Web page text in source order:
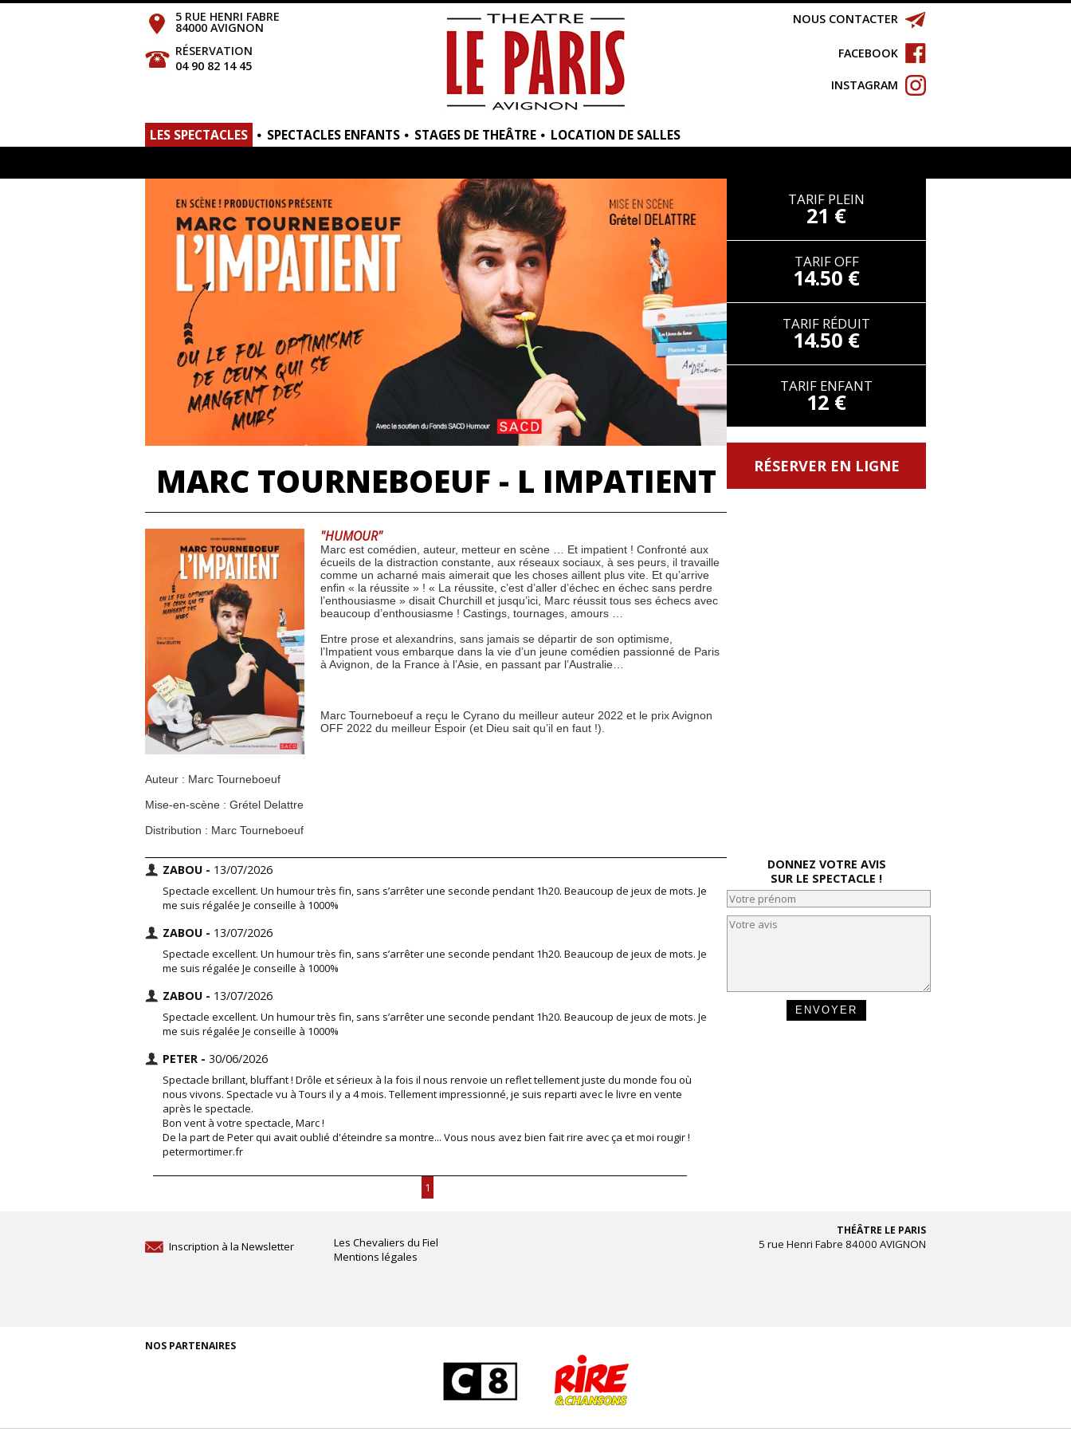
5 RUE HENRI FABRE
84000 AVIGNON
RÉSERVATION
04 90 82 14 45
NOUS CONTACTER
FACEBOOK
INSTAGRAM
LES SPECTACLES SPECTACLES ENFANTS STAGES DE THEÂTRE LOCATION DE SALLES
TARIF PLEIN
21 €
TARIF OFF
14.50 €
TARIF RÉDUIT
14.50 €
TARIF ENFANT
12 €
RÉSERVER EN LIGNE
MARC TOURNEBOEUF - L IMPATIENT
"HUMOUR"
Marc est comédien, auteur, metteur en scène … Et impatient ! Confronté aux
écueils de la distraction constante, aux réseaux sociaux, à ses peurs, il travaille
comme un acharné mais aimerait que les choses aillent plus vite. Et qu’arrive
enfin « la réussite » ! « La réussite, c’est d’aller d’échec en échec sans perdre
l’enthousiasme » disait Churchill et jusqu’ici, Marc réussit tous ses échecs avec
beaucoup d’enthousiasme ! Castings, tournages, amours …
Entre prose et alexandrins, sans jamais se départir de son optimisme,
l’Impatient vous embarque dans la vie d’un jeune comédien passionné de Paris
à Avignon, de la France à l’Asie, en passant par l’Australie…
Marc Tourneboeuf a reçu le Cyrano du meilleur auteur 2022 et le prix Avignon
OFF 2022 du meilleur Espoir (et Dieu sait qu’il en faut !).
Auteur : Marc Tourneboeuf
Mise-en-scène : Grétel Delattre
Distribution : Marc Tourneboeuf
DONNEZ VOTRE AVIS
SUR LE SPECTACLE !
ZABOU - 13/07/2026
Spectacle excellent. Un humour très fin, sans s’arrêter une seconde pendant 1h20. Beaucoup de jeux de mots. Je
me suis régalée Je conseille à 1000%
ZABOU - 13/07/2026
Spectacle excellent. Un humour très fin, sans s’arrêter une seconde pendant 1h20. Beaucoup de jeux de mots. Je
me suis régalée Je conseille à 1000%
ZABOU - 13/07/2026
Spectacle excellent. Un humour très fin, sans s’arrêter une seconde pendant 1h20. Beaucoup de jeux de mots. Je
me suis régalée Je conseille à 1000%
PETER - 30/06/2026
Spectacle brillant, bluffant ! Drôle et sérieux à la fois il nous renvoie un reflet tellement juste du monde fou où
nous vivons. Spectacle vu à Tours il y a 4 mois. Tellement impressionné, je suis reparti avec le livre en vente
après le spectacle.
Bon vent à votre spectacle, Marc !
De la part de Peter qui avait oublié d'éteindre sa montre... Vous nous avez bien fait rire avec ça et moi rougir !
petermortimer.fr
1
Inscription à la Newsletter
Les Chevaliers du Fiel
Mentions légales
THÉÂTRE LE PARIS
5 rue Henri Fabre 84000 AVIGNON
NOS PARTENAIRES